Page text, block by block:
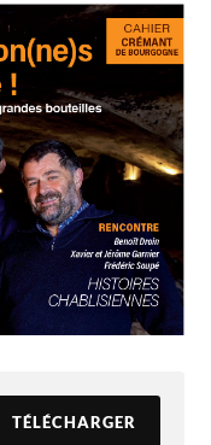
TÉLÉCHARGER